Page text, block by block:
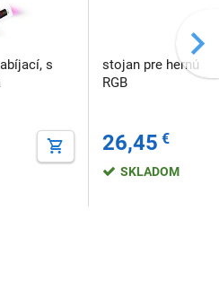
s
stojan pre hernú
RGB
26,45 €
SKLADOM